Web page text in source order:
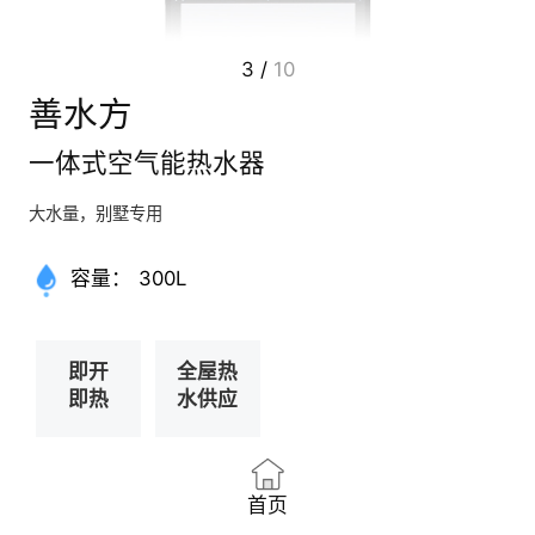
4 / 10
善水方
一体式空气能热水器
大水量，别墅专用
容量： 300L
即开
即热
全屋热
水供应
首页